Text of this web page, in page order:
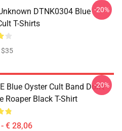
DTNK0304 Blue
T-Shirts
$35
-20%
Blue Oyster Cult Band Don't
Roaper Black T-Shirt
€ 28,06
-20%